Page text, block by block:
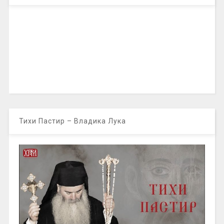
Тихи Пастир – Владика Лука